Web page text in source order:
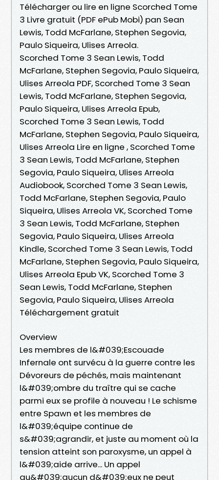
Télécharger ou lire en ligne Scorched Tome
3 Livre gratuit (PDF ePub Mobi) pan Sean
Lewis, Todd McFarlane, Stephen Segovia,
Paulo Siqueira, Ulises Arreola.
Scorched Tome 3 Sean Lewis, Todd
McFarlane, Stephen Segovia, Paulo Siqueira,
Ulises Arreola PDF, Scorched Tome 3 Sean
Lewis, Todd McFarlane, Stephen Segovia,
Paulo Siqueira, Ulises Arreola Epub,
Scorched Tome 3 Sean Lewis, Todd
McFarlane, Stephen Segovia, Paulo Siqueira,
Ulises Arreola Lire en ligne , Scorched Tome
3 Sean Lewis, Todd McFarlane, Stephen
Segovia, Paulo Siqueira, Ulises Arreola
Audiobook, Scorched Tome 3 Sean Lewis,
Todd McFarlane, Stephen Segovia, Paulo
Siqueira, Ulises Arreola VK, Scorched Tome
3 Sean Lewis, Todd McFarlane, Stephen
Segovia, Paulo Siqueira, Ulises Arreola
Kindle, Scorched Tome 3 Sean Lewis, Todd
McFarlane, Stephen Segovia, Paulo Siqueira,
Ulises Arreola Epub VK, Scorched Tome 3
Sean Lewis, Todd McFarlane, Stephen
Segovia, Paulo Siqueira, Ulises Arreola
Téléchargement gratuit
Overview
Les membres de l&#039;Escouade
Infernale ont survécu à la guerre contre les
Dévoreurs de péchés, mais maintenant
l&#039;ombre du traître qui se cache
parmi eux se profile à nouveau ! Le schisme
entre Spawn et les membres de
l&#039;équipe continue de
s&#039;agrandir, et juste au moment où la
tension atteint son paroxysme, un appel à
l&#039;aide arrive... Un appel
qu&#039;aucun d&#039;eux ne peut